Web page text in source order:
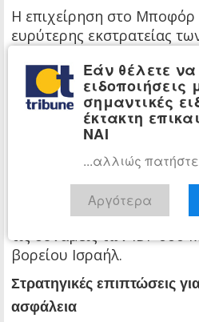
Η επιχείρηση στο Μποφόρ
ευρύτερης εκστρατείας
στόχαστρο περισσότερες
υποδομώντης Χεζμπολάχ
ημέρες.
Τα πλήγματα κατέστρεψαν
ρουκετών, επιχειρησιακά
τρομοκρατικών
προκεχωρημένες θέσεις
τις δυνάμεις των IDF όσο
βορείου Ισραήλ.
Στρατηγικές επιπτώσεις
ασφάλεια
Εάν θέλετε
ειδοποιήσεις
σημαντικές
έκτακτη
ΝΑΙ
...αλλιώς
Αργότερα